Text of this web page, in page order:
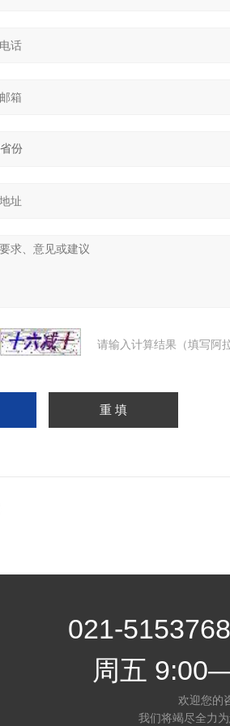
请输入计算结果（填写阿
021-
周五
欢迎您的
我们将竭尽全力